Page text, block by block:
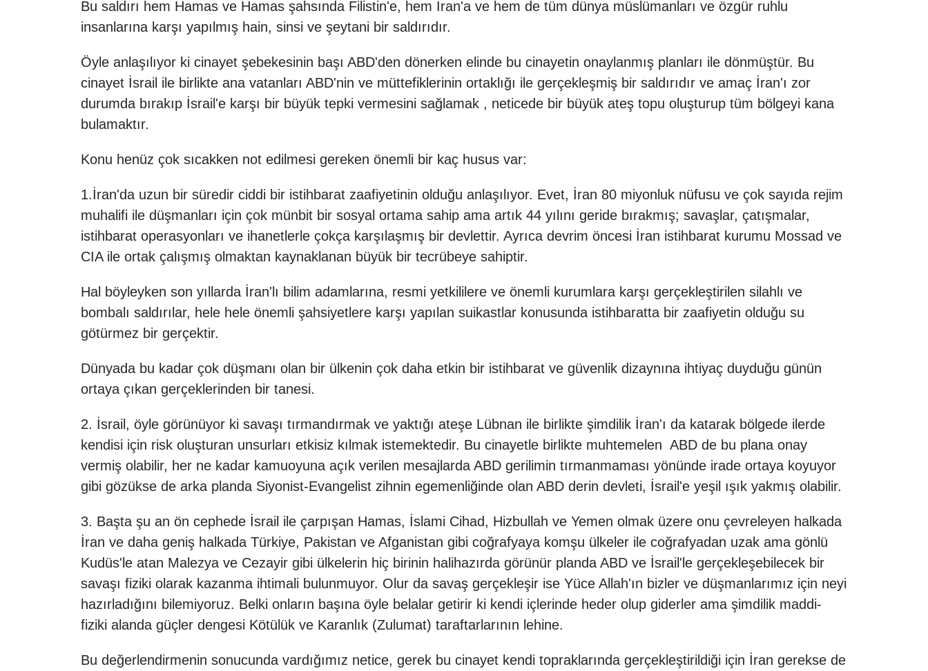
Bu saldırı hem Hamas ve Hamas şahsında Filistin'e, hem İran'a ve hem de tüm dünya müslümanları ve özgür ruhlu
insanlarına karşı yapılmış hain, sinsi ve şeytani bir saldırıdır.
Öyle anlaşılıyor ki cinayet şebekesinin başı ABD'den dönerken elinde bu cinayetin onaylanmış planları ile dönmüştür. Bu
cinayet İsrail ile birlikte ana vatanları ABD'nin ve müttefiklerinin ortaklığı ile gerçekleşmiş bir saldırıdır ve amaç İran'ı zor
durumda bırakıp İsrail'e karşı bir büyük tepki vermesini sağlamak , neticede bir büyük ateş topu oluşturup tüm bölgeyi kana
bulamaktır.
Konu henüz çok sıcakken not edilmesi gereken önemli bir kaç husus var:
1.İran'da uzun bir süredir ciddi bir istihbarat zaafiyetinin olduğu anlaşılıyor. Evet, İran 80 miyonluk nüfusu ve çok sayıda rejim
muhalifi ile düşmanları için çok münbit bir sosyal ortama sahip ama artık 44 yılını geride bırakmış; savaşlar, çatışmalar,
istihbarat operasyonları ve ihanetlerle çokça karşılaşmış bir devlettir. Ayrıca devrim öncesi İran istihbarat kurumu Mossad ve
CIA ile ortak çalışmış olmaktan kaynaklanan büyük bir tecrübeye sahiptir.
Hal böyleyken son yıllarda İran'lı bilim adamlarına, resmi yetkililere ve önemli kurumlara karşı gerçekleştirilen silahlı ve
bombalı saldırılar, hele hele önemli şahsiyetlere karşı yapılan suikastlar konusunda istihbaratta bir zaafiyetin olduğu su
götürmez bir gerçektir.
Dünyada bu kadar çok düşmanı olan bir ülkenin çok daha etkin bir istihbarat ve güvenlik dizaynına ihtiyaç duyduğu günün
ortaya çıkan gerçeklerinden bir tanesi.
2. İsrail, öyle görünüyor ki savaşı tırmandırmak ve yaktığı ateşe Lübnan ile birlikte şimdilik İran'ı da katarak bölgede ilerde
kendisi için risk oluşturan unsurları etkisiz kılmak istemektedir. Bu cinayetle birlikte muhtemelen ABD de bu plana onay
vermiş olabilir, her ne kadar kamuoyuna açık verilen mesajlarda ABD gerilimin tırmanmaması yönünde irade ortaya koyuyor
gibi gözükse de arka planda Siyonist-Evangelist zihnin egemenliğinde olan ABD derin devleti, İsrail'e yeşil ışık yakmış olabilir.
3. Başta şu an ön cephede İsrail ile çarpışan Hamas, İslami Cihad, Hizbullah ve Yemen olmak üzere onu çevreleyen halkada
İran ve daha geniş halkada Türkiye, Pakistan ve Afganistan gibi coğrafyaya komşu ülkeler ile coğrafyadan uzak ama gönlü
Kudüs'le atan Malezya ve Cezayir gibi ülkelerin hiç birinin halihazırda görünür planda ABD ve İsrail'le gerçekleşebilecek bir
savaşı fiziki olarak kazanma ihtimali bulunmuyor. Olur da savaş gerçekleşir ise Yüce Allah'ın bizler ve düşmanlarımız için neyi
hazırladığını bilemiyoruz. Belki onların başına öyle belalar getirir ki kendi içlerinde heder olup giderler ama şimdilik maddi-
fiziki alanda güçler dengesi Kötülük ve Karanlık (Zulumat) taraftarlarının lehine.
Bu değerlendirmenin sonucunda vardığımız netice, gerek bu cinayet kendi topraklarında gerçekleştirildiği için İran gerekse de